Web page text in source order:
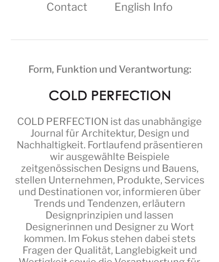
Contact
English Info
Form, Funktion und Verantwortung:
COLD PERFECTION ist das unabhängige
Journal für Architektur, Design und
Nachhaltigkeit. Fortlaufend präsentieren
wir ausgewählte Beispiele
zeitgenössischen Designs und Bauens,
stellen Unternehmen, Produkte, Services
und Destinationen vor, informieren über
Trends und Tendenzen, erläutern
Designprinzipien und lassen
Designerinnen und Designer zu Wort
kommen. Im Fokus stehen dabei stets
Fragen der Qualität, Langlebigkeit und